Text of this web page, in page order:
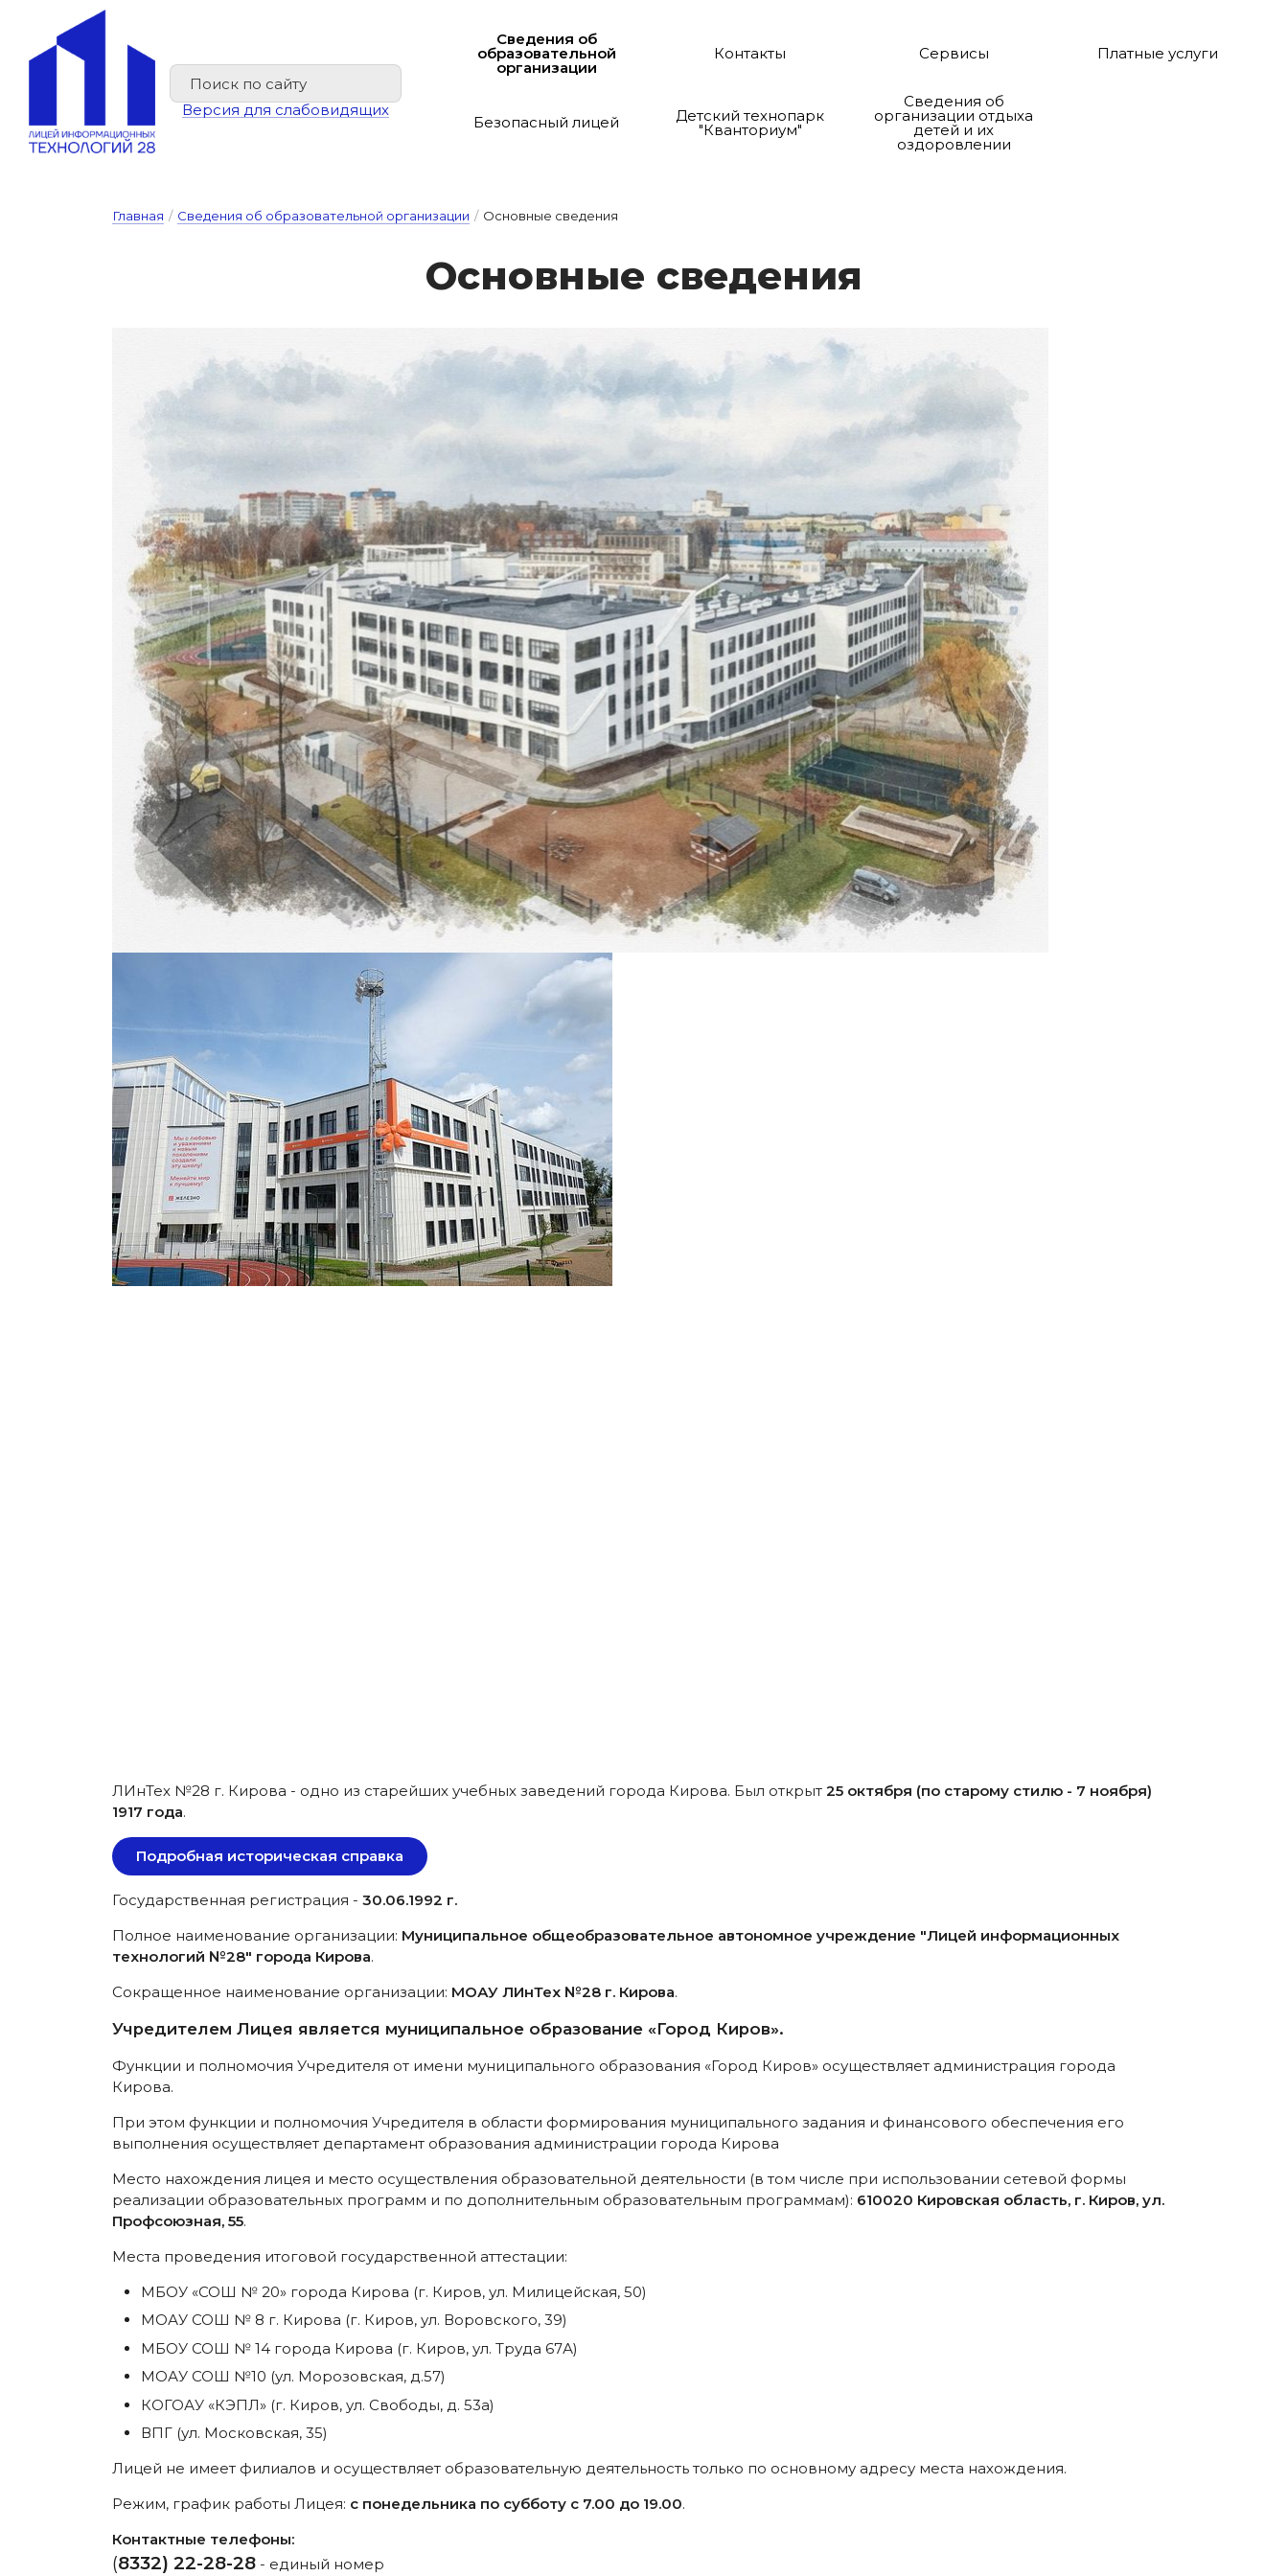
Версия для слабовидящих
Сведения об
образовательной
организации
Контакты Сервисы Платные услуги
Безопасный лицей Детский технопарк
"Кванториум"
Сведения об
организации отдыха
детей и их
оздоровлении
Главная / Сведения об образовательной организации / Основные сведения
Ос­новные све­де­ния
ЛИнТех №28 г. Кирова - одно из старейших учебных заведений города Кирова. Был открыт 25 октября (по старому стилю - 7 ноября)
1917 года.
Подробная историческая справка
Государственная регистрация - 30.06.1992 г.
Полное наименование организации: Муниципальное общеобразовательное автономное учреждение "Лицей информационных
технологий №28" города Кирова.
Сокращенное наименование организации: МОАУ ЛИнТех №28 г. Кирова.
Учредителем Лицея является муниципальное образование «Город Киров».
Функции и полномочия Учредителя от имени муниципального образования «Город Киров» осуществляет администрация города
Кирова.
При этом функции и полномочия Учредителя в области формирования муниципального задания и финансового обеспечения его
выполнения осуществляет департамент образования администрации города Кирова
Место нахождения лицея и место осуществления образовательной деятельности (в том числе при использовании сетевой формы
реализации образовательных программ и по дополнительным образовательным программам): 610020 Кировская область, г. Киров, ул.
Профсоюзная, 55.
Места проведения итоговой государственной аттестации:
МБОУ «СОШ № 20» города Кирова (г. Киров, ул. Милицейская, 50)
МОАУ СОШ № 8 г. Кирова (г. Киров, ул. Воровского, 39)
МБОУ СОШ № 14 города Кирова (г. Киров, ул. Труда 67А)
МОАУ СОШ №10 (ул. Морозовская, д.57)
КОГОАУ «КЭПЛ» (г. Киров, ул. Свободы, д. 53а)
ВПГ (ул. Московская, 35)
Лицей не имеет филиалов и осуществляет образовательную деятельность только по основному адресу места нахождения.
Режим, график работы Лицея: с понедельника по субботу с 7.00 до 19.00.
Контактные телефоны:
(8332) 22-28-28 - единый номер